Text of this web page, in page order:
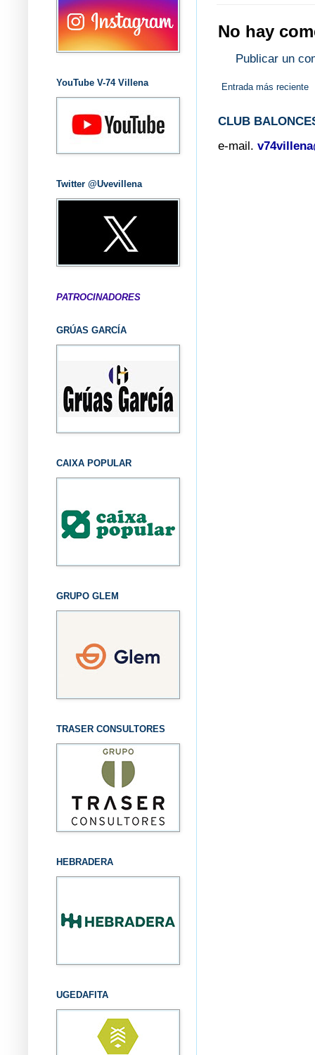
No hay
Publicar un
Entrada más reciente
CLUB
e-mail.
YouTube V-74 Villena
Twitter @Uvevillena
PATROCINADORES
GRÚAS GARCÍA
CAIXA POPULAR
GRUPO GLEM
TRASER CONSULTORES
HEBRADERA
UGEDAFITA